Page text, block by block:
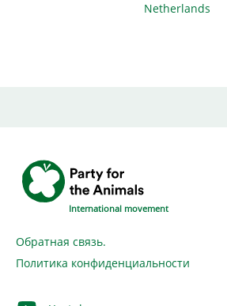
Netherlands
International movement
Обратная связь.
Политика конфиденциальности